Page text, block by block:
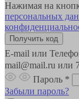
Нажимая на
персональных
E-mail или
mail@mail.ru
Пароль *
Забыли пароль?